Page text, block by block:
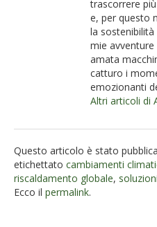
trascorrere
e, per questo
la
mie
amata
catturo i
emozionanti
Altri articoli di
Questo articolo è stato
etichettato cambiamenti
riscaldamento globale,
Ecco il permalink.